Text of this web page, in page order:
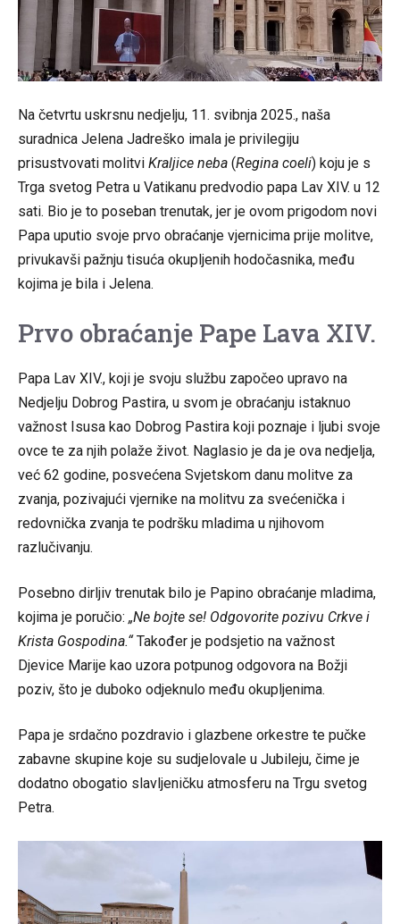
Na četvrtu uskrsnu nedjelju, 11. svibnja 2025., naša
suradnica Jelena Jadreško imala je privilegiju
prisustvovati molitvi Kraljice neba (Regina coeli) koju je s
Trga svetog Petra u Vatikanu predvodio papa Lav XIV. u 12
sati. Bio je to poseban trenutak, jer je ovom prigodom novi
Papa uputio svoje prvo obraćanje vjernicima prije molitve,
privukavši pažnju tisuća okupljenih hodočasnika, među
kojima je bila i Jelena.
Prvo obraćanje Pape Lava XIV.
Papa Lav XIV., koji je svoju službu započeo upravo na
Nedjelju Dobrog Pastira, u svom je obraćanju istaknuo
važnost Isusa kao Dobrog Pastira koji poznaje i ljubi svoje
ovce te za njih polaže život. Naglasio je da je ova nedjelja,
već 62 godine, posvećena Svjetskom danu molitve za
zvanja, pozivajući vjernike na molitvu za svećenička i
redovnička zvanja te podršku mladima u njihovom
razlučivanju.
Posebno dirljiv trenutak bilo je Papino obraćanje mladima,
kojima je poručio: „Ne bojte se! Odgovorite pozivu Crkve i
Krista Gospodina.“Također je podsjetio na važnost
Djevice Marije kao uzora potpunog odgovora na Božji
poziv, što je duboko odjeknulo među okupljenima.
Papa je srdačno pozdravio i glazbene orkestre te pučke
zabavne skupine koje su sudjelovale u Jubileju, čime je
dodatno obogatio slavljeničku atmosferu na Trgu svetog
Petra.